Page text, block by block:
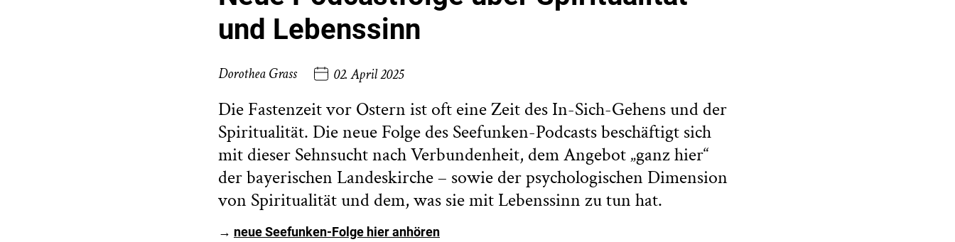
und Lebenssinn
Dorothea Grass 02. April 2025
Die Fastenzeit vor Ostern ist oft eine Zeit des In-Sich-Gehens und der
Spiritualität. Die neue Folge des Seefunken-Podcasts beschäftigt sich
mit dieser Sehnsucht nach Verbundenheit, dem Angebot „ganz hier“
der bayerischen Landeskirche – sowie der psychologischen Dimension
von Spiritualität und dem, was sie mit Lebenssinn zu tun hat.
→ neue Seefunken-Folge hier anhören